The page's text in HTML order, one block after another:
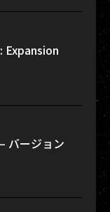
Expansion
バージョン